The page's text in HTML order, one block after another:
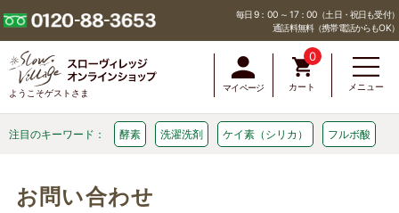
毎日 9：00 ～ 17：00（土日・祝日も受付）
通話料無料（携帯電話からもOK）
ようこそゲストさま
0
カート
マイページ メニュー
注目のキーワード： 酵素 洗濯洗剤 ケイ素（シリカ） フルボ酸
お問い合わせ